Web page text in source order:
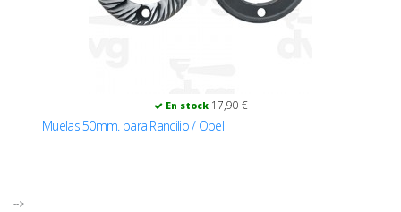
En stock 17,90 €
Muelas 50mm. para Rancilio / Obel
-->